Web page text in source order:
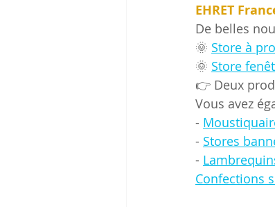
EHRET
De belles
🌞 Store à
🌞 Store
👉 Deux
Vous avez
-
- Stores
-
Confections